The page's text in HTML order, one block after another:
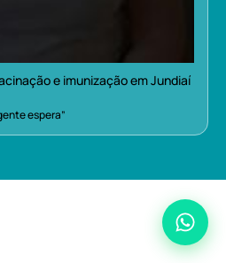
e imunização em Jundiaí
espera”